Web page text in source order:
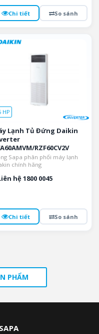
Chi tiết So sánh
HP
Lạnh Tủ Đứng Daikin
RZF60CV2V
Sapa phân phối máy lạnh
chính hãng
hệ 1800 0045
Chi tiết So sánh
PHẨM